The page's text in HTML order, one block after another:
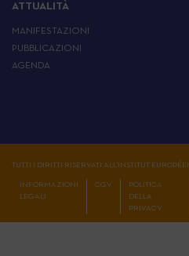
ATTUALITÀ
MANIFESTAZIONI
PUBBLICAZIONI
AGENDA
TUTTI I DIRITTI RISERVATI ALL'INSTITUT
INFORMAZIONI
LEGALI
CGV
POLITICA
DELLA
PRIVACY